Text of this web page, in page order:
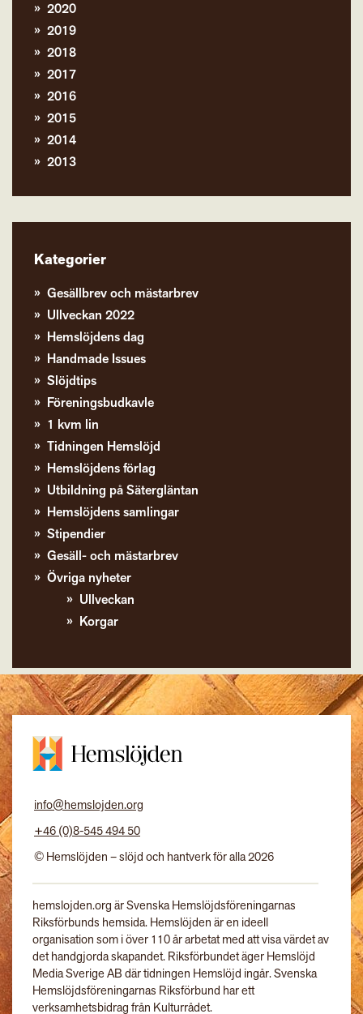
2020
2019
2018
2017
2016
2015
2014
2013
Kategorier
Gesällbrev och mästarbrev
Ullveckan 2022
Hemslöjdens dag
Handmade Issues
Slöjdtips
Föreningsbudkavle
1 kvm lin
Tidningen Hemslöjd
Hemslöjdens förlag
Utbildning på Sätergläntan
Hemslöjdens samlingar
Stipendier
Gesäll- och mästarbrev
Övriga nyheter
Ullveckan
Korgar
info@hemslojden.org
+46 (0)8-545 494 50
© Hemslöjden – slöjd och hantverk för alla 2026
hemslojden.org är Svenska Hemslöjdsföreningarnas
Riksförbunds hemsida. Hemslöjden är en ideell
organisation som i över 110 år arbetat med att visa värdet av
det handgjorda skapandet. Riksförbundet äger Hemslöjd
Media Sverige AB där tidningen Hemslöjd ingår. Svenska
Hemslöjdsföreningarnas Riksförbund har ett
verksamhetsbidrag från Kulturrådet.